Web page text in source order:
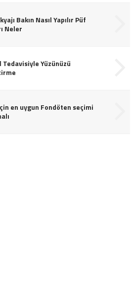
Bakın Nasıl Yapılır Püf
Neler
Tedavisiyle Yüzünüzü
en uygun Fondöten seçimi